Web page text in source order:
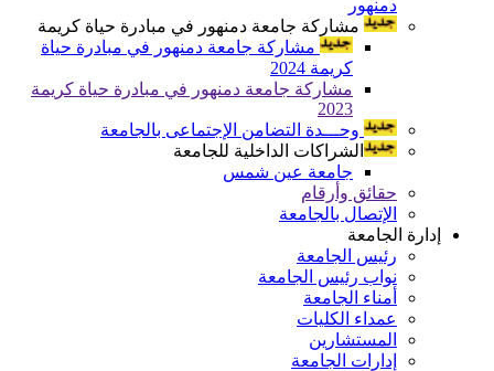
دمنهور
مشاركة جامعة دمنهور في مبادرة حياة كريمة
مشاركة جامعة دمنهور في مبادرة حياة
كريمة 2024
مشاركة جامعة دمنهور في مبادرة حياة كريمة
2023
وحـــدة التضامن الإجتماعى بالجامعة
الشراكات الداخلية للجامعة
جامعة عين شمس
حقائق وأرقام
الإتصال بالجامعة
إدارة الجامعة
رئيس الجامعة
نواب رئيس الجامعة
أمناء الجامعة
عمداء الكليات
المستشارين
إدارات الجامعة